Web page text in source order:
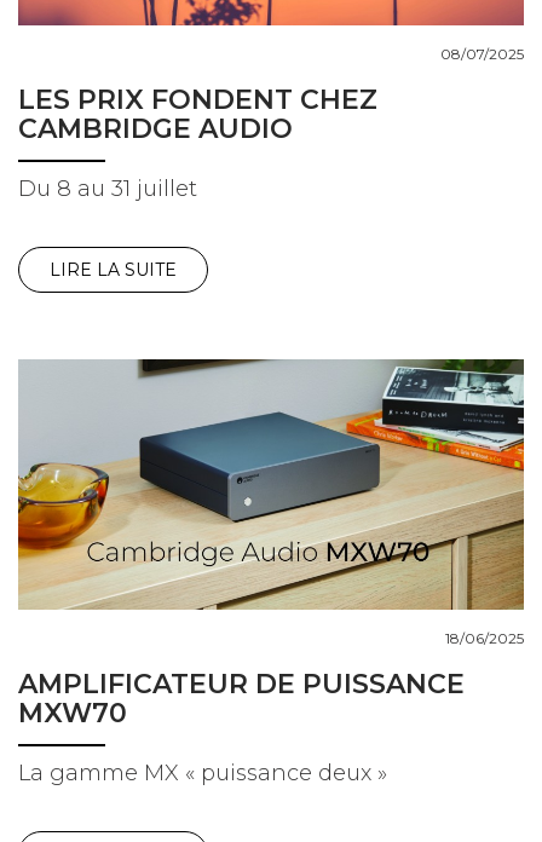
LES PRIX FONDENT CHEZ
CAMBRIDGE AUDIO
08/07/2025
Du 8 au 31 juillet
LIRE LA SUITE
AMPLIFICATEUR DE PUISSANCE
MXW70
18/06/2025
La gamme MX « puissance deux »